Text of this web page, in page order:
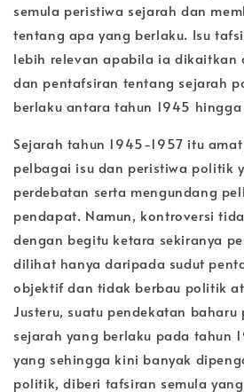
semula peristiwa sejarah dan
tentang apa yang berlaku. Isu
lebih relevan apabila ia dikaitkan
dan pentafsiran tentang sejarah
berlaku antara tahun 1945 hingga
Sejarah tahun 1945-1957 itu
pelbagai isu dan peristiwa politik
perdebatan serta mengundang
pendapat. Namun, kontroversi
dengan begitu ketara sekiranya
dilihat hanya daripada sudut
objektif dan tidak berbau politik
Justeru, suatu pendekatan
sejarah yang berlaku pada tahun
yang sehingga kini banyak
politik, diberi tafsiran semula